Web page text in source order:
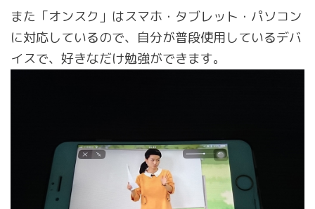
また「オンスク」はスマホ・タブレット・パソコン
に対応しているので、自分が普段使用しているデバ
イスで、好きなだけ勉強ができます。